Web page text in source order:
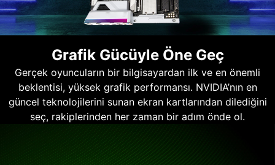
Grafik Gücüyle Öne Geç
Gerçek oyuncuların bir bilgisayardan ilk ve en önemli
beklentisi, yüksek grafik performansı. NVIDIA’nın en
güncel teknolojilerini sunan ekran kartlarından dilediğini
seç, rakiplerinden her zaman bir adım önde ol.